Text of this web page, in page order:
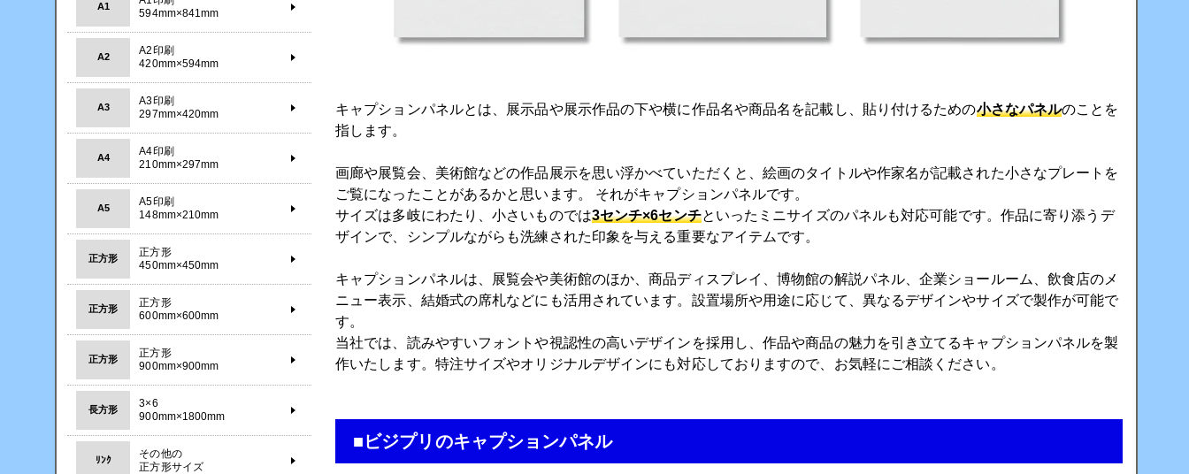
キャプションパネルとは、展示品や展示作品の下や横に作品名や商品名を記載し、貼り付けるための小さなパネルのことを
指します。
画廊や展覧会、美術館などの作品展示を思い浮かべていただくと、絵画のタイトルや作家名が記載された小さなプレートを
ご覧になったことがあるかと思います。 それがキャプションパネルです。
サイズは多岐にわたり、小さいものでは3センチ×6センチといったミニサイズのパネルも対応可能です。作品に寄り添うデ
ザインで、シンプルながらも洗練された印象を与える重要なアイテムです。
キャプションパネルは、展覧会や美術館のほか、商品ディスプレイ、博物館の解説パネル、企業ショールーム、飲食店のメ
ニュー表示、結婚式の席札などにも活用されています。設置場所や用途に応じて、異なるデザインやサイズで製作が可能で
す。
当社では、読みやすいフォントや視認性の高いデザインを採用し、作品や商品の魅力を引き立てるキャプションパネルを製
作いたします。特注サイズやオリジナルデザインにも対応しておりますので、お気軽にご相談ください。
■ビジプリのキャプションパネル
A1
594mm×841mm
A2
A2印刷
420mm×594mm
A3
A3印刷
297mm×420mm
A4
A4印刷
210mm×297mm
A5
A5印刷
148mm×210mm
正方形
正方形
450mm×450mm
正方形
正方形
600mm×600mm
正方形
正方形
900mm×900mm
長方形
3×6
900mm×1800mm
ﾘﾝｸ
その他の
正方形サイズ